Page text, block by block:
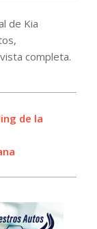
de Kia
completa.
de la